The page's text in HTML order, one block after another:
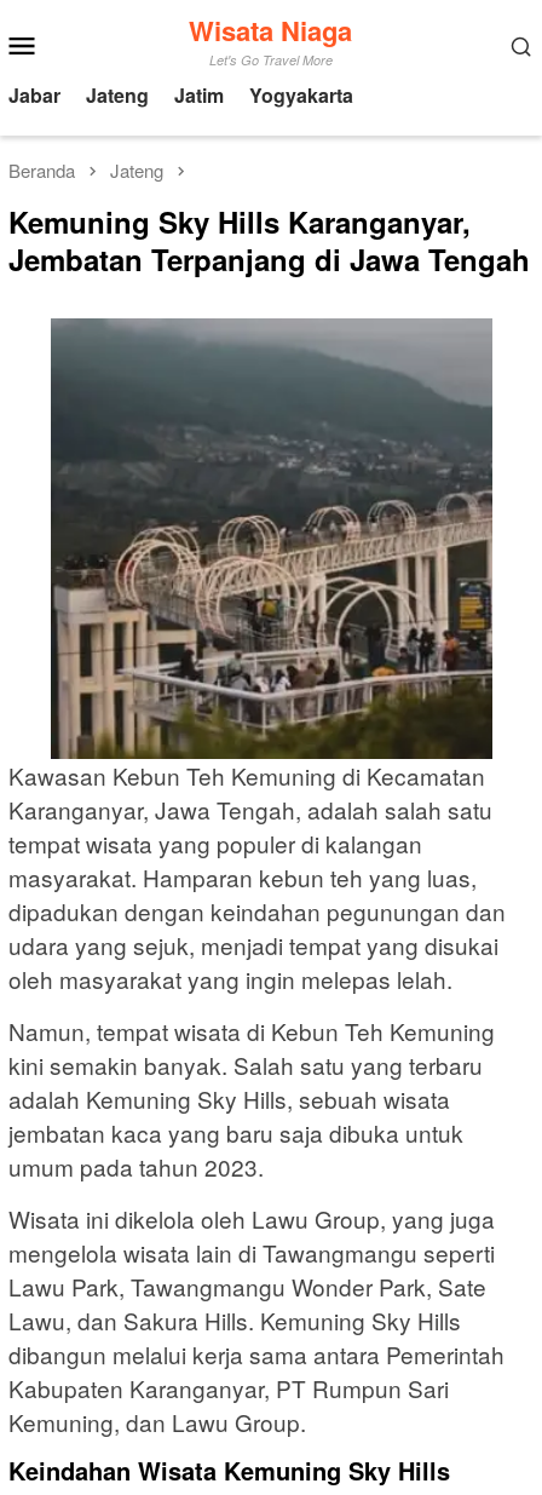
ke
Mobile
Wisata Niaga
Let's Go Travel More
Jabar Jateng Jatim Yogyakarta
Beranda Jateng
Kemuning Sky Hills Karanganyar,
Jembatan Terpanjang di Jawa Tengah
Kawasan Kebun Teh Kemuning di Kecamatan
Karanganyar, Jawa Tengah, adalah salah satu
tempat wisata yang populer di kalangan
masyarakat. Hamparan kebun teh yang luas,
dipadukan dengan keindahan pegunungan dan
udara yang sejuk, menjadi tempat yang disukai
oleh masyarakat yang ingin melepas lelah.
Namun, tempat wisata di Kebun Teh Kemuning
kini semakin banyak. Salah satu yang terbaru
adalah Kemuning Sky Hills, sebuah wisata
jembatan kaca yang baru saja dibuka untuk
umum pada tahun 2023.
Wisata ini dikelola oleh Lawu Group, yang juga
mengelola wisata lain di Tawangmangu seperti
Lawu Park, Tawangmangu Wonder Park, Sate
Lawu, dan Sakura Hills. Kemuning Sky Hills
dibangun melalui kerja sama antara Pemerintah
Kabupaten Karanganyar, PT Rumpun Sari
Kemuning, dan Lawu Group.
Keindahan Wisata Kemuning Sky Hills